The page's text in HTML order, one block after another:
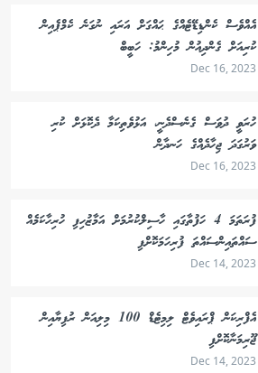
އެއްވެސް ކެންޑިޑޭޓެއްގެ ޙައްގަށް އަރައި ނުގަނެ ކެމްޕެއިން
ކުރިއަށް ގެންދިއުން މުހިންމު: ހަބީބް
Dec 16, 2023
ހުރަވީ ދުވަސް ގެނެސްދެނީ، އަޅުވެތިކަމާ ދެކޮޅަށް ކުރި
ވަރުގަދަ ޖިހާދެއްގެ ހަނދާން
Dec 16, 2023
ފުރަތަމަ 4 ހަފުތާގައި ހާސިލްކުރުމަށް އަމާޒުހިފި ހުރިހާކަމެއް
ސައްތައިންސައްތަ ފުރިހަމަކޮށްފި
Dec 14, 2023
އެފްރިކަން ޕްރައިވެޓް ލިމިޓެޑް 100 މިލިއަން ރުފިޔާއިން
ޖޫރިމަނާކޮށްފި
Dec 14, 2023